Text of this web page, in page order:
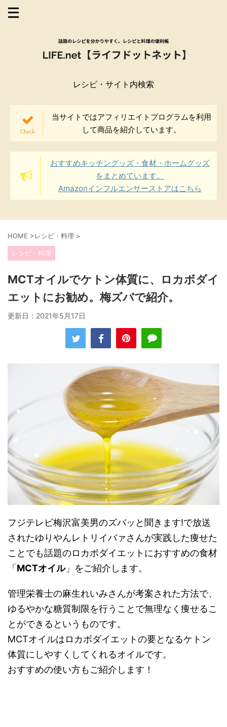
レシピ・サイト内検索
当サイトではアフィリエイトプログラムを利用
して商品を紹介しています。
おすすめキッチングッズ・食材・ホームグッズ
をまとめています。
Amazonインフルエンサーストアはこちら
HOME >レシピ・料理 >
レシピ・料理
MCTオイルでケトン体質に、ロカボダイ
エットにお勧め。梅ズバで紹介。
更新日： 2021年5月17日
フジテレビ梅沢富美男のズバッと聞きます!で放送
されたゆりやんレトリイバァさんが実践した痩せた
ことでも話題のロカボダイエットにおすすめの食材
「 MCTオイル」をご紹介します。
管理栄養士の麻生れいみさんが考案された方法で、
ゆるやかな糖質制限を行うことで無理なく痩せるこ
とができるというものです。
MCTオイルはロカボダイエットの要となるケトン
体質にしやすくしてくれるオイルです。
おすすめの使い方もご紹介します！